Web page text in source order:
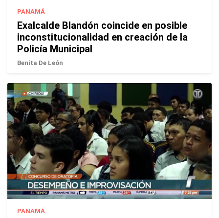
PANAMÁ
Exalcalde Blandón coincide en posible
inconstitucionalidad en creación de la
Policía Municipal
Benita De León
PANAMÁ